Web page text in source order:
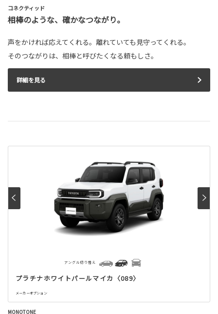
コネクティッド
相棒のような、確かなつながり。
声をかければ応えてくれる。離れていても見守ってくれる。
そのつながりは、相棒と呼びたくなる頼もしさ。
詳細を見る
プラチナホワイトパールマイカ〈089〉
メーカーオプション
アングル切り替え
MONOTONE